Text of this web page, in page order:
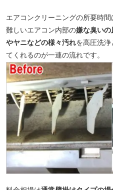
エアコンクリーニングの所要時
難しいエアコン内部の嫌な臭いの
やヤニなどの様々汚れを高圧洗
てくれるのが一連の流れです。